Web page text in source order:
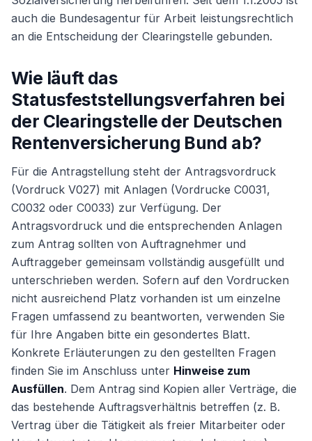
auch die Bundesagentur für Arbeit leistungsrechtlich
an die Entscheidung der Clearingstelle gebunden.
Wie läuft das
Statusfeststellungsverfahren bei
der Clearingstelle der Deutschen
Rentenversicherung Bund ab?
Für die Antragstellung steht der Antragsvordruck
(Vordruck V027) mit Anlagen (Vordrucke C0031,
C0032 oder C0033) zur Verfügung. Der
Antragsvordruck und die entsprechenden Anlagen
zum Antrag sollten von Auftragnehmer und
Auftraggeber gemeinsam vollständig ausgefüllt und
unterschrieben werden. Sofern auf den Vordrucken
nicht ausreichend Platz vorhanden ist um einzelne
Fragen umfassend zu beantworten, verwenden Sie
für Ihre Angaben bitte ein gesondertes Blatt.
Konkrete Erläuterungen zu den gestellten Fragen
finden Sie im Anschluss unter Hinweise zum
Ausfüllen. Dem Antrag sind Kopien aller Verträge, die
das bestehende Auftragsverhältnis betreffen (z. B.
Vertrag über die Tätigkeit als freier Mitarbeiter oder